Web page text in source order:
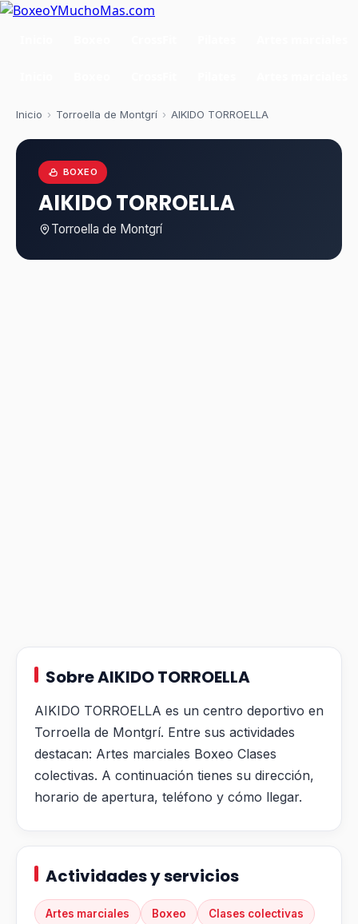
Inicio › Torroella de Montgrí › AIKIDO TORROELLA
BOXEO
AIKIDO TORROELLA
Torroella de Montgrí
Sobre AIKIDO TORROELLA
AIKIDO TORROELLA es un centro deportivo en
Torroella de Montgrí. Entre sus actividades
destacan: Artes marciales Boxeo Clases
colectivas. A continuación tienes su dirección,
horario de apertura, teléfono y cómo llegar.
Actividades y servicios
Artes marciales Boxeo Clases colectivas